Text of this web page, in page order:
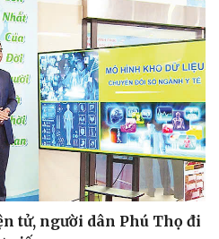
Ô tô - Xe máy
Ô tô
Xe máy
Tư vấn
tử, người dân Phú Thọ đi